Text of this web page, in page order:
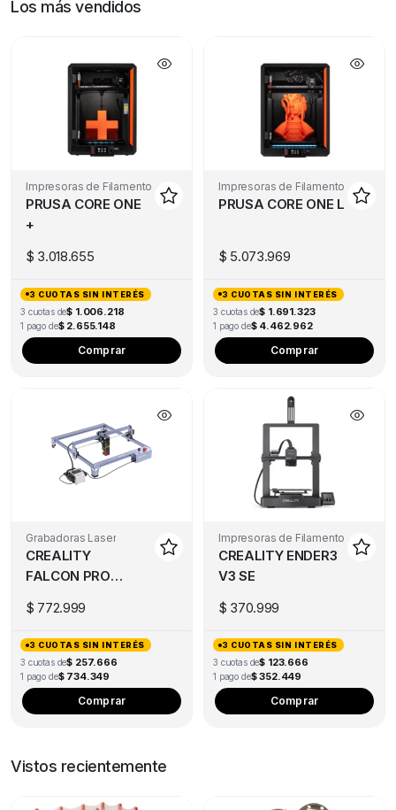
Los más vendidos
Impresoras de Filamento
PRUSA CORE ONE
+
$ 3.018.655
3 CUOTAS SIN INTERÉS
3 cuotas de$ 1.006.218
1 pago de$ 2.655.148
Comprar
Impresoras de Filamento
PRUSA CORE ONE L
$ 5.073.969
3 CUOTAS SIN INTERÉS
3 cuotas de$ 1.691.323
1 pago de$ 4.462.962
Comprar
Grabadoras Laser
CREALITY
FALCON PRO
$ 772.999
3 CUOTAS SIN INTERÉS
3 cuotas de$ 257.666
1 pago de$ 734.349
Comprar
Impresoras de Filamento
CREALITY ENDER3
V3 SE
$ 370.999
3 CUOTAS SIN INTERÉS
3 cuotas de$ 123.666
1 pago de$ 352.449
Comprar
Vistos recientemente